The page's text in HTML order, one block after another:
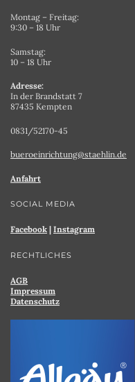
Montag – Freitag:
9:30 – 18 Uhr
Samstag:
10 – 18 Uhr
Adresse:
In der Brandstatt 7
87435 Kempten
0831/52170-45
bueroeinrichtung@staehlin.de
Anfahrt
SOCIAL MEDIA
Facebook | Instagram
RECHTLICHES
AGB
Impressum
Datenschutz